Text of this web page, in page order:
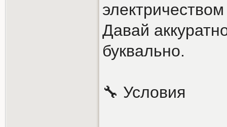
Давай
буквально.
🔧 Условия